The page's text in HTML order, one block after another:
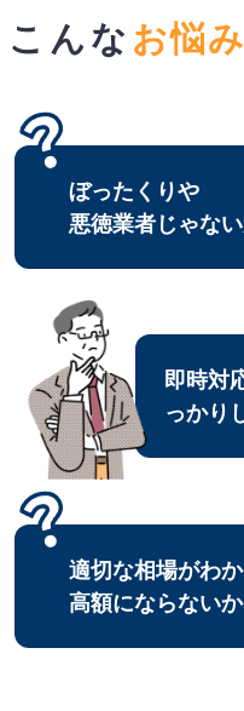
こんな お悩み
ぼったくりや
悪徳業者じゃな
即時対
っかり
適切な相場がわか
高額にならないか